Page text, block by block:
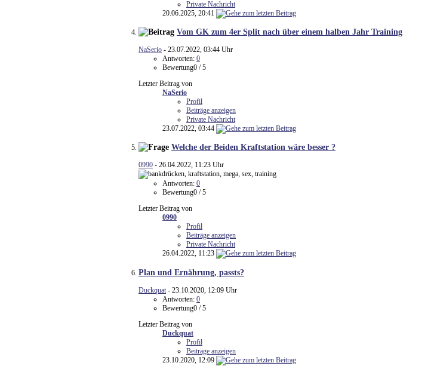
Private Nachricht
20.06.2025, 20:41
Vom GK zum 4er Split nach über einem halben Jahr Training
NaSerio - 23.07.2022, 03:44 Uhr
Antworten: 0
Bewertung0 / 5
Letzter Beitrag von
NaSerio
Profil
Beiträge anzeigen
Private Nachricht
23.07.2022, 03:44
Welche der Beiden Kraftstation wäre besser ?
0990 - 26.04.2022, 11:23 Uhr
Antworten: 0
Bewertung0 / 5
Letzter Beitrag von
0990
Profil
Beiträge anzeigen
Private Nachricht
26.04.2022, 11:23
Plan und Ernährung, passts?
Duckquat - 23.10.2020, 12:09 Uhr
Antworten: 0
Bewertung0 / 5
Letzter Beitrag von
Duckquat
Profil
Beiträge anzeigen
23.10.2020, 12:09